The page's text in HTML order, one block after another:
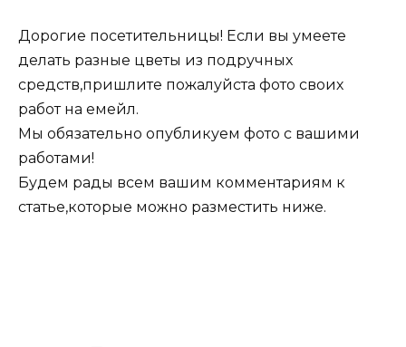
Дорогие посетительницы! Если вы умеете
делать разные цветы из подручных
средств,пришлите пожалуйста фото своих
работ на емейл.
Мы обязательно опубликуем фото с вашими
работами!
Будем рады всем вашим комментариям к
статье,которые можно разместить ниже.